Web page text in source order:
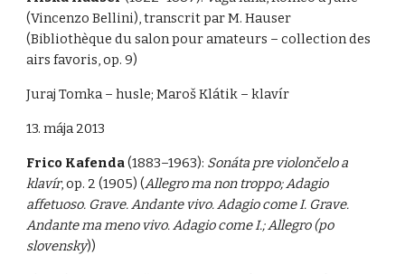
(Vincenzo Bellini), transcrit par M. Hauser
(Bibliothèque du salon pour amateurs – collection des
airs favoris, op. 9)
Juraj Tomka – husle; Maroš Klátik – klavír
13. mája 2013
Frico Kafenda(1883–1963): Sonáta pre violončelo a
klavír, op. 2 (1905) (Allegro ma non troppo; Adagio
affetuoso. Grave. Andante vivo. Adagio come I. Grave.
Andante ma meno vivo. Adagio come I.; Allegro (po
slovensky))